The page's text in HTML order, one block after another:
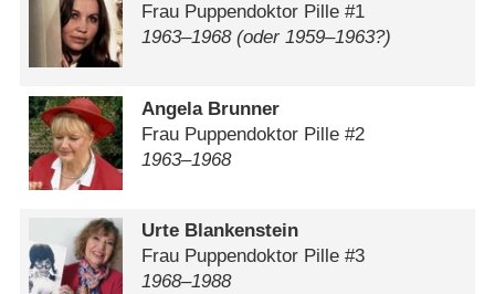
Frau Puppendoktor Pille #1
1963⁠–⁠1968 (oder 1959⁠–⁠1963?)
Angela Brunner
Frau Puppendoktor Pille #2
1963⁠–⁠1968
Urte Blankenstein
Frau Puppendoktor Pille #3
1968⁠–⁠1988